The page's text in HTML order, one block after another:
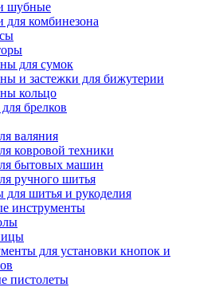
шубные
комбинезона
для сумок
и застежки для бижутерии
кольцо
брелков
валяния
ковровой техники
бытовых машин
ручного шитья
шитья и рукоделия
инструменты
для установки кнопок и
пистолеты